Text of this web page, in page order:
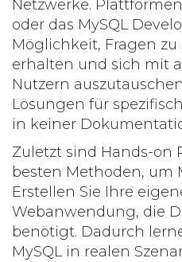
Netzwerke.
oder das MySQL
Möglichkeit, Fragen
erhalten und sich mit
Nutzern
Lösungen für
in keiner
Zuletzt sind Hands-on
besten Methoden, um
Erstellen Sie Ihre
Webanwendung, die
benötigt. Dadurch
MySQL in realen